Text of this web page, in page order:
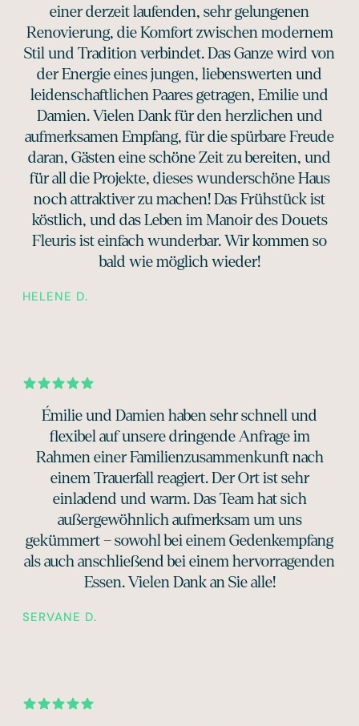
einer derzeit laufenden, sehr gelungenen
Renovierung, die Komfort zwischen modernem
Stil und Tradition verbindet. Das Ganze wird von
der Energie eines jungen, liebenswerten und
leidenschaftlichen Paares getragen, Emilie und
Damien. Vielen Dank für den herzlichen und
aufmerksamen Empfang, für die spürbare Freude
daran, Gästen eine schöne Zeit zu bereiten, und
für all die Projekte, dieses wunderschöne Haus
noch attraktiver zu machen! Das Frühstück ist
köstlich, und das Leben im Manoir des Douets
Fleuris ist einfach wunderbar. Wir kommen so
bald wie möglich wieder!
HELENE D.
Émilie und Damien haben sehr schnell und
flexibel auf unsere dringende Anfrage im
Rahmen einer Familienzusammenkunft nach
einem Trauerfall reagiert. Der Ort ist sehr
einladend und warm. Das Team hat sich
außergewöhnlich aufmerksam um uns
gekümmert – sowohl bei einem Gedenkempfang
als auch anschließend bei einem hervorragenden
Essen. Vielen Dank an Sie alle!
SERVANE D.